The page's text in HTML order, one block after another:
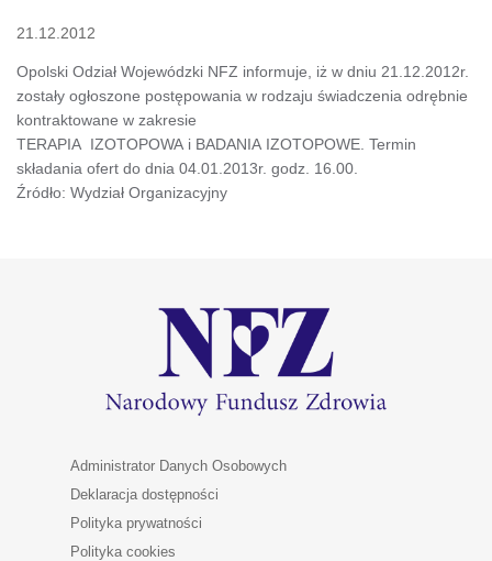
21.12.2012
Opolski Odział Wojewódzki NFZ informuje, iż w dniu 21.12.2012r.
zostały ogłoszone postępowania w rodzaju świadczenia odrębnie
kontraktowane w zakresie
TERAPIA IZOTOPOWA i BADANIA IZOTOPOWE. Termin
składania ofert do dnia 04.01.2013r. godz. 16.00.
Źródło: Wydział Organizacyjny
Administrator Danych Osobowych
Deklaracja dostępności
Polityka prywatności
Polityka cookies